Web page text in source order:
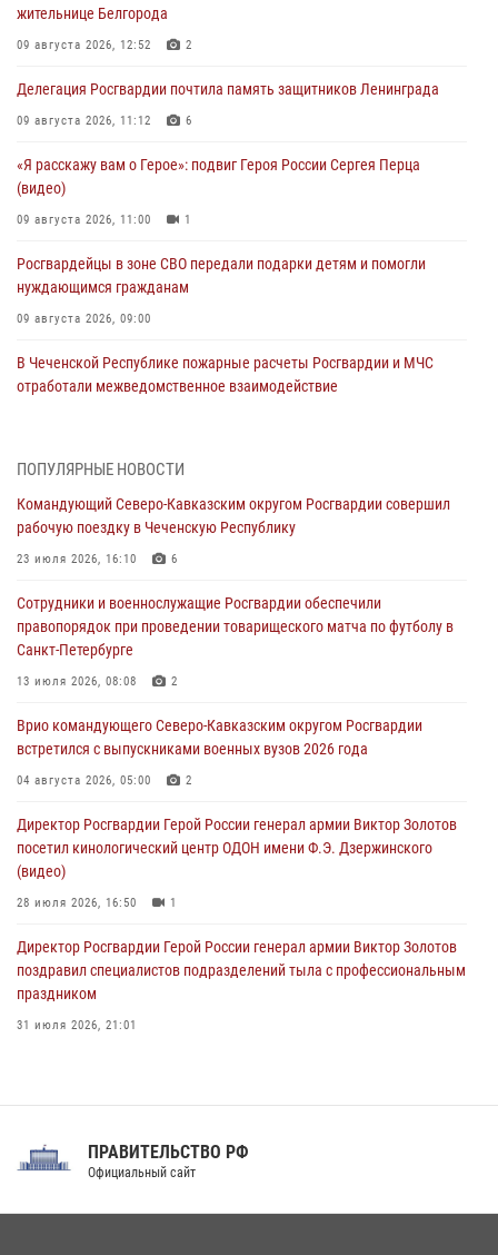
жительнице Белгорода
09 августа 2026, 12:52 2
Делегация Росгвардии почтила память защитников Ленинграда
09 августа 2026, 11:12 6
«Я расскажу вам о Герое»: подвиг Героя России Сергея Перца
(видео)
09 августа 2026, 11:00 1
Росгвардейцы в зоне СВО передали подарки детям и помогли
нуждающимся гражданам
09 августа 2026, 09:00
В Чеченской Республике пожарные расчеты Росгвардии и МЧС
отработали межведомственное взаимодействие
В Центральных регионах России продолжается ведомственная
09 августа 2026, 08:00
Лучшие футбольные команды Южного округа Росгвардии
09 августа 2026, 07:00
В Ульяновске росгвардейцы присоединились к донорской акции
(видео)
В регионах Урала бойцам Росгвардии в зону СВО передали свежие
тиражи газет
ПОПУЛЯРНЫЕ НОВОСТИ
Командующий Северо-Кавказским округом Росгвардии совершил
рабочую поездку в Чеченскую Республику
23 июля 2026, 16:10 6
Сотрудники и военнослужащие Росгвардии обеспечили
правопорядок при проведении товарищеского матча по футболу в
Санкт-Петербурге
13 июля 2026, 08:08 2
Врио командующего Северо-Кавказским округом Росгвардии
встретился с выпускниками военных вузов 2026 года
04 августа 2026, 05:00 2
Директор Росгвардии Герой России генерал армии Виктор Золотов
посетил кинологический центр ОДОН имени Ф.Э. Дзержинского
(видео)
28 июля 2026, 16:50 1
Директор Росгвардии Герой России генерал армии Виктор Золотов
поздравил специалистов подразделений тыла с профессиональным
праздником
31 июля 2026, 21:01
Праздник «Один день с Росгвардией» к 105-летию Центрального
ПРАВИТЕЛЬСТВО РФ
Официальный сайт